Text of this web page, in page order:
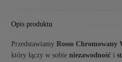
Opis produktu
PrzedstawiamyRosso Chromowany
który łączy w sobieniezawodność i